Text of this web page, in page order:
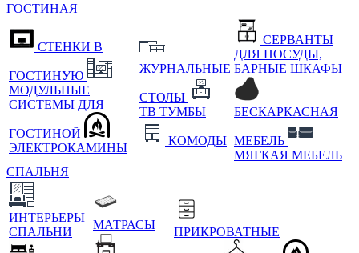
ГОСТИНАЯ
СТЕНКИ В
ГОСТИНУЮ
МОДУЛЬНЫЕ
СИСТЕМЫ ДЛЯ
ГОСТИНОЙ
ЭЛЕКТРОКАМИНЫ
ЖУРНАЛЬНЫЕ
СТОЛЫ
ТВ ТУМБЫ
КОМОДЫ
СЕРВАНТЫ
ДЛЯ ПОСУДЫ,
БАРНЫЕ ШКАФЫ
БЕСКАРКАСНАЯ
МЕБЕЛЬ
МЯГКАЯ МЕБЕЛЬ
СПАЛЬНЯ
ИНТЕРЬЕРЫ
СПАЛЬНИ
МАТРАСЫ
ПРИКРОВАТНЫЕ